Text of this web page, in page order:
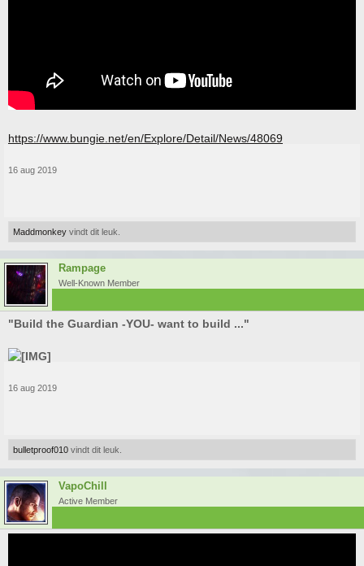
https://www.bungie.net/en/Explore/Detail/News/48069
16 aug 2019
Maddmonkey vindt dit leuk.
Rampage
Well-Known Member
"Build the Guardian -YOU- want to build ..."
16 aug 2019
bulletproof010 vindt dit leuk.
VapoChill
Active Member